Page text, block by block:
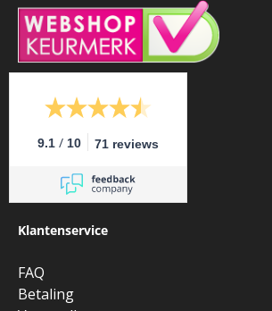
9.1 / 10 71 reviews
Klantenservice
FAQ
Betaling